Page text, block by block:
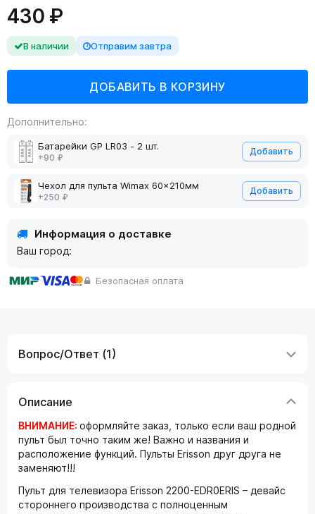
430 ₽
В наличии Отправим завтра
Дополнительно:
Батарейки GP LR03 - 2 шт.
+90 ₽
Добавить
Чехол для пульта Wimax 60x210мм
+250 ₽
Добавить
Информация о доставке
Ваш город:
Безопасная оплата
Вопрос/Ответ (1)
Описание
ВНИМАНИЕ: оформляйте заказ, только если ваш родной
пульт был точно таким же! Важно и названия и
расположение функций. Пульты Erisson друг друга не
заменяют!!!
Пульт для телевизора Erisson 2200-EDR0ERIS – девайс
стороннего производства с полноценным